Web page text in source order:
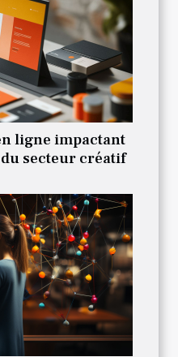
ligne impactant
secteur créatif